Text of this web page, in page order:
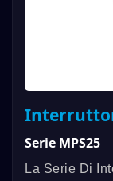
Serie MPS25
La Serie Di